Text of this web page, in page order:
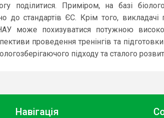
Приміром, на базі біолого-
до стандартів ЄС. Крім того,
може похизуватися потужною
проведення тренінгів та
підходу та сталого
Навігація